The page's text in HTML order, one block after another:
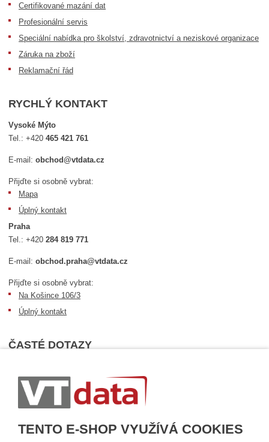
TENTO E-SHOP VYUŽÍVÁ COOKIES
Certifikované mazání dat
Profesionální servis
Speciální nabídka pro školství, zdravotnictví a neziskové organizace
Záruka na zboží
Reklamační řád
RYCHLÝ KONTAKT
Vysoké Mýto
Tel.:+420465 421 761
E-mail:obchod@vtdata.cz
Přijďte si osobně vybrat:
Mapa
Úplný kontakt
Praha
Tel.:+420284 819 771
E-mail:obchod.praha@vtdata.cz
Přijďte si osobně vybrat:
Na Košince 106/3
Úplný kontakt
ČASTÉ DOTAZY
Dopravní podmínky
Sledování zásilek
Informace k dostupnosti zboží